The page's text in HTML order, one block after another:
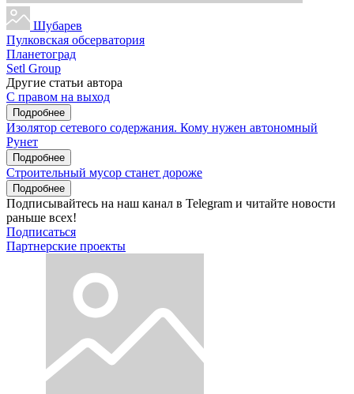
Шубарев
Пулковская обсерватория
Планетоград
Setl Group
Другие статьи автора
С правом на выход
Подробнее
Изолятор сетевого содержания. Кому нужен автономный
Рунет
Подробнее
Строительный мусор станет дороже
Подробнее
Подписывайтесь на наш канал в Telegram и читайте новости
раньше всех!
Подписаться
Партнерские проекты